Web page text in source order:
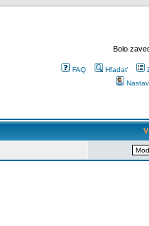
Bolo
FAQ Hľadať